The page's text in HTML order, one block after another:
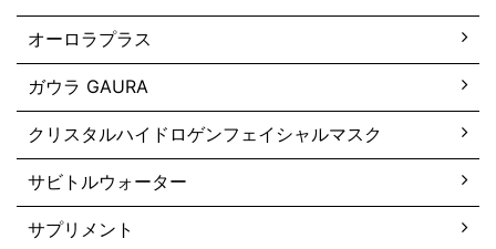
オーロラプラス
ガウラ GAURA
クリスタルハイドロゲンフェイシャルマスク
サビトルウォーター
サプリメント